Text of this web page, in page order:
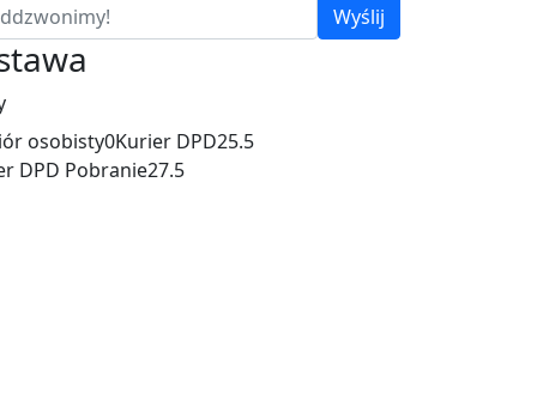
Wyślij
osobisty0Kurier DPD25.5
DPD Pobranie27.5